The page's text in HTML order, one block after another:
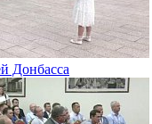
Донбасса